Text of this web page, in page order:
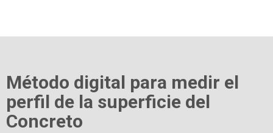
Método digital para medir el
perfil de la superficie del
Concreto